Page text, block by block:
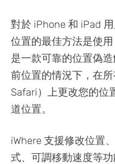
對於 iPhone 和 iPad
位置的最佳方法是使用
是一款可靠的位置偽
前位置的情況下，在
Safari）上更改您的位
道位置。
iWhere 支援修改位置
式、可調移動速度等